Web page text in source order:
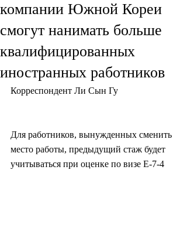
компании Южной Кореи
смогут нанимать больше
квалифицированных
иностранных работников
Корреспондент Ли Сын Гу
Для работников, вынужденных сменить
место работы, предыдущий стаж будет
учитываться при оценке по визе E-7-4